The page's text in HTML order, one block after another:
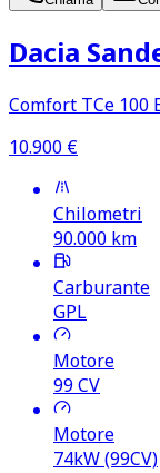
Dacia
Comfort TCe 100
10.900 €
Chilometri
90.000 km
Carburante
GPL
Motore
99CV
Motore
74kW (99CV)